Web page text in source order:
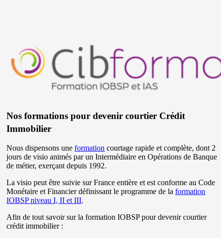
Nos formations pour devenir courtier Crédit
Immobilier
Nous dispensons uneformation courtage rapide et complète, dont 2
jours de visio animés par un Intermédiaire en Opérations de Banque
de métier, exerçant depuis 1992.
La visio peut être suivie sur France entière et est conforme au Code
Monétaire et Financier définissant le programme de laformation
IOBSP niveau I, II et III.
Afin de tout savoir sur la formation IOBSP pour devenir courtier
crédit immobilier :